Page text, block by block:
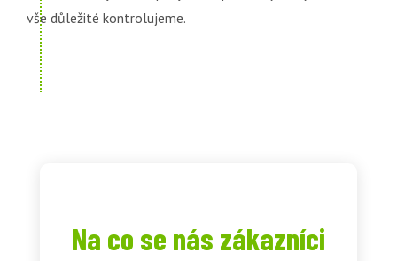
vše důležité kontrolujeme.
Na co se nás zákazníci